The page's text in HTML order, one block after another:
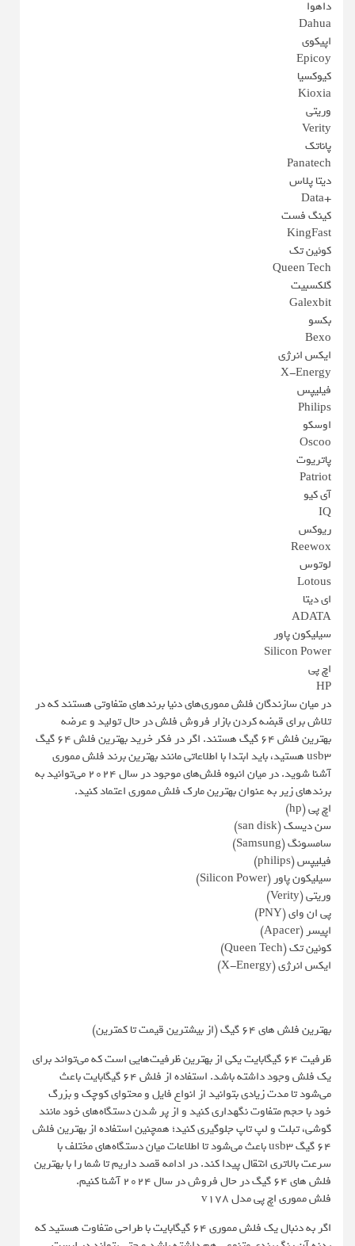
داهوا
Dahua
اپیکوی
Epicoy
کیوکسیا
Kioxia
وریتی
Verity
پاناتک
Panatech
دیتا پلاس
+Data
کینگ فست
KingFast
کوئین تک
Queen Tech
گلکسبیت
Galexbit
بکسو
Bexo
ایکس انرژی
X-Energy
فیلیپس
Philips
اوسکو
Oscoo
پاتریوت
Patriot
آی کیو
IQ
ریوکس
Reewox
لوتوس
Lotous
ای دیتا
ADATA
سیلیکون پاور
Silicon Power
اچ پی
HP
در میان سازندگان فلش مموری‌های دنیا برندهای متفاوتی هستند که در
تلاش برای قبضه کردن بازار فروش فلش در حال تولید و عرضه
بهترین فلش 64 گیگ هستند. اگر در فکر خرید بهترین فلش 64 گیگ
usb3 هستید، باید ابتدا با اطلاعاتی مانند بهترین برند فلش مموری
آشنا شوید. در میان انبوه فلش‌های موجود در سال 2024 می‌توانید به
برندهای زیر به عنوان بهترین مارک فلش مموری اعتماد کنید.
اچ پی (hp)
سن دیسک (san disk)
سامسونگ (Samsung)
فیلیپس (philips)
سیلیکون پاور (Silicon Power)
وریتی (Verity)
پی ان وای (PNY)
اپیسر (Apacer)
کوئین تک (Queen Tech)
ایکس انرژی (X-Energy)
بهترین فلش های 64 گیگ (از بیشترین قیمت تا کمترین)
ظرفیت 64 گیگابایت یکی از بهترین ظرفیت‌هایی است که می‌تواند برای
یک فلش وجود داشته باشد. استفاده از فلش 64 گیگابایت باعث
می‌شود تا مدت زیادی بتوانید از انواع فایل و محتوای کوچک و بزرگ
خود با حجم متفاوت نگهداری کنید و از پر شدن دستگاه‌های خود مانند
گوشی، تبلت و لپ تاپ جلوگیری کنید؛ همچنین استفاده از بهترین فلش
64 گیگ usb3 باعث می‌شود تا اطلاعات میان دستگاه‌های مختلف با
سرعت بالاتری انتقال پیدا کند. در ادامه قصد داریم تا شما را با بهترین
فلش های 64 گیگ در حال فروش در سال 2024 آشنا کنیم.
فلش مموری اچ پی مدل v178
اگر به دنبال یک فلش مموری 64 گیگابایت با طراحی متفاوت هستید که